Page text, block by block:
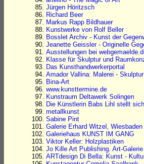
Jürgen Höritzsch
Richard Beer
Markus Rapp Bildhauer
Kunstwerke von Rolf Beller
Bosslet Archiv - Kunst der
Jeanette Geissler - Originelle
Ausstellungen bei
Klasse für Skulptur und
Das Kunsthandwerkerportal
Amador Vallina: Malerei - Skulptur
Bina-Art
www.kunsttermine.de
Kunstraum Deltawerk Solingen
Die Künstlerin Babs Lihl stellt
metallkunst
Sabine Pint
Galerie Erhard Witzel, Wiesbaden
Galeriehaus KUNST IM GANG
Viktor Keller: Holzplastiken
Jo Kille Art Publishing. Art-Galerie
ARTdesign Di Bella: Kunst -